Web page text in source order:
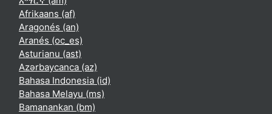
Afrikaans ‎(af)‎
Aragonés ‎(an)‎
Aranés ‎(oc_es)‎
Asturianu ‎(ast)‎
Azərbaycanca ‎(az)‎
Bahasa Indonesia ‎(id)‎
Bahasa Melayu ‎(ms)‎
Bamanankan ‎(bm)‎